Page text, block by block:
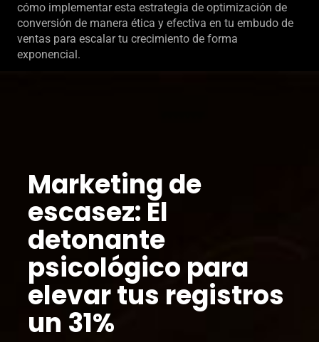
cómo implementar esta estrategia de optimización de
conversión de manera ética y efectiva en tu embudo de
ventas para escalar tu crecimiento de forma
exponencial.
Marketing de
escasez: El
detonante
psicológico para
elevar tus registros
un 31%